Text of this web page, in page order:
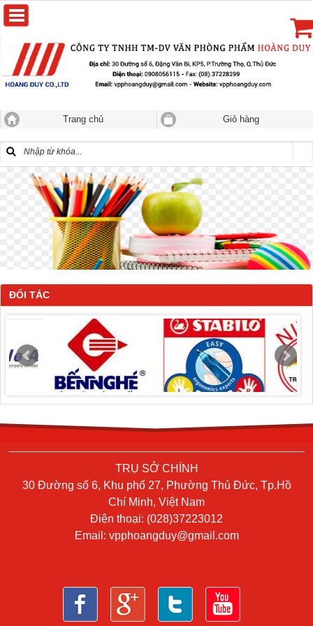
Trang chủ Giỏ hàng
ĐỐI TÁC
TRỤ SỞ CHÍNH
30 Đường số 6, Khu phố 27, Phường Thủ Đức, Tp.Hồ
Chí Minh, Việt Nam
Điện thoại: (028)37223012
Email: vpphoangduy@gmail.com